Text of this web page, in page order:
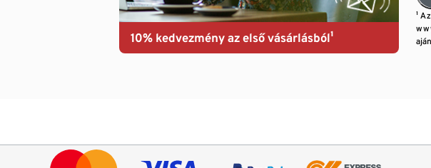
10% kedvezmény az első vásárlásból¹
¹